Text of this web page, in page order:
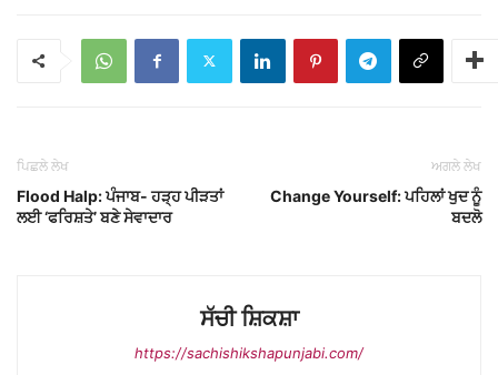
ਪਿਛਲੇ ਲੇਖ
Flood Halp: ਪੰਜਾਬ- ਹੜ੍ਹ ਪੀੜਤਾਂ
ਲਈ ‘ਫਰਿਸ਼ਤੇ’ ਬਣੇ ਸੇਵਾਦਾਰ
ਅਗਲੇ ਲੇਖ
Change Yourself: ਪਹਿਲਾਂ ਖੁਦ ਨੂੰ
ਬਦਲੋ
ਸੱਚੀ ਸ਼ਿਕਸ਼ਾ
https://sachishikshapunjabi.com/